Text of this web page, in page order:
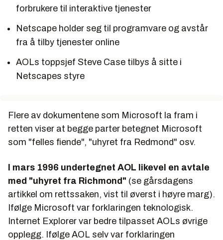
forbrukere til interaktive tjenester
Netscape holder seg til programvare og avstår
fra å tilby tjenester online
AOLs toppsjef Steve Case tilbys å sitte i
Netscapes styre
Flere av dokumentene som Microsoft la fram i
retten viser at begge parter betegnet Microsoft
som "felles fiende", "uhyret fra Redmond" osv.
I mars 1996 undertegnet AOL likevel en avtale
med "uhyret fra Richmond" (se gårsdagens
artikkel om rettssaken, vist til øverst i høyre marg).
Ifølge Microsoft var forklaringen teknologisk.
Internet Explorer var bedre tilpasset AOLs øvrige
opplegg. Ifølge AOL selv var forklaringen